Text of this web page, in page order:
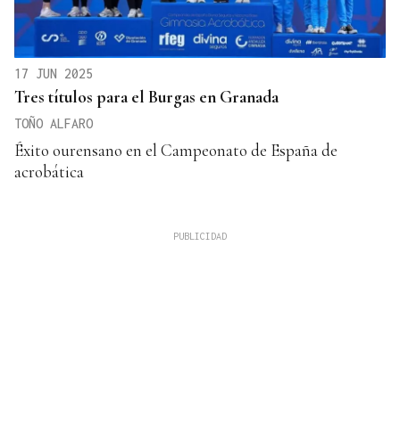
17 JUN 2025
Tres títulos para el Burgas en Granada
TOÑO ALFARO
Éxito ourensano en el Campeonato de España de
acrobática